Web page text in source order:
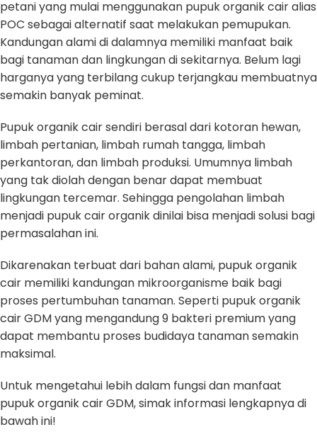
petani yang mulai menggunakan pupuk organik cair alias
POC sebagai alternatif saat melakukan pemupukan.
Kandungan alami di dalamnya memiliki manfaat baik
bagi tanaman dan lingkungan di sekitarnya. Belum lagi
harganya yang terbilang cukup terjangkau membuatnya
semakin banyak peminat.
Pupuk organik cair sendiri berasal dari kotoran hewan,
limbah pertanian, limbah rumah tangga, limbah
perkantoran, dan limbah produksi. Umumnya limbah
yang tak diolah dengan benar dapat membuat
lingkungan tercemar. Sehingga pengolahan limbah
menjadi pupuk cair organik dinilai bisa menjadi solusi bagi
permasalahan ini.
Dikarenakan terbuat dari bahan alami, pupuk organik
cair memiliki kandungan mikroorganisme baik bagi
proses pertumbuhan tanaman. Seperti pupuk organik
cair GDM yang mengandung 9 bakteri premium yang
dapat membantu proses budidaya tanaman semakin
maksimal.
Untuk mengetahui lebih dalam fungsi dan manfaat
pupuk organik cair GDM, simak informasi lengkapnya di
bawah ini!